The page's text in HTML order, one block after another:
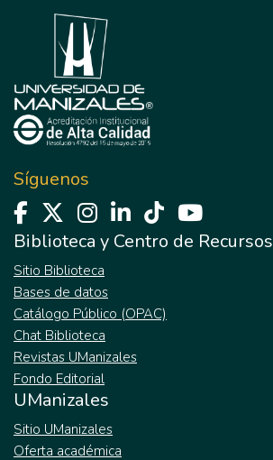
Síguenos
Biblioteca y Centro de Recursos
Sitio Biblioteca
Bases de datos
Catálogo Público (OPAC)
Chat Biblioteca
Revistas UManizales
Fondo Editorial
UManizales
Sitio UManizales
Oferta académica